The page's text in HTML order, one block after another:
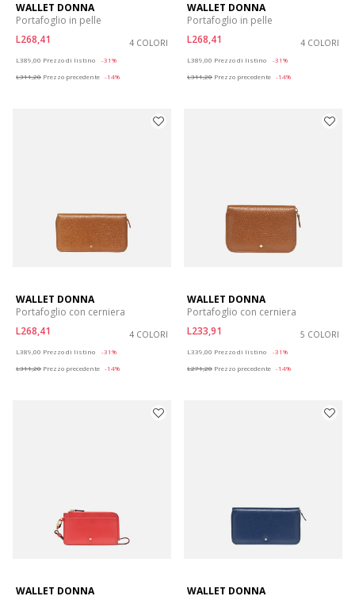
WALLET DONNA
Portafoglio in pelle
L268,41
4 COLORI
L389,00 Prezzo di listino
-31%
L311,20 Prezzo precedente -14%
WALLET DONNA
Portafoglio in pelle
L268,41
4 COLORI
L389,00 Prezzo di listino
-31%
L311,20 Prezzo precedente -14%
WALLET DONNA
Portafoglio con cerniera
L268,41
4 COLORI
L389,00 Prezzo di listino
-31%
L311,20 Prezzo precedente -14%
WALLET DONNA
Portafoglio con cerniera
L233,91
5 COLORI
L339,00 Prezzo di listino
-31%
L271,20 Prezzo precedente -14%
WALLET DONNA
WALLET DONNA